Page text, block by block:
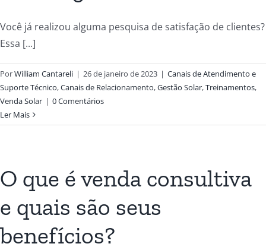
Você já realizou alguma pesquisa de satisfação de clientes?
Essa [...]
PorWilliam Cantareli | 26 de janeiro de 2023 | Canais de Atendimento e
Suporte Técnico,Canais de Relacionamento,Gestão Solar,Treinamentos,
Venda Solar | 0 Comentários
Ler Mais
O que é venda consultiva
e quais são seus
benefícios?